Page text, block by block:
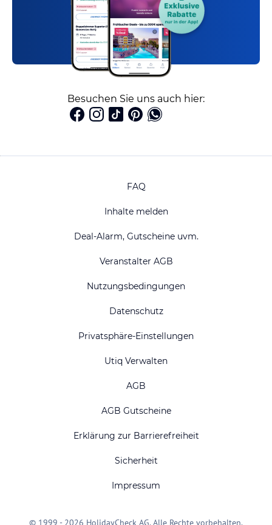
Besuchen Sie uns auch hier:
FAQ
Inhalte melden
Deal-Alarm, Gutscheine uvm.
Veranstalter AGB
Nutzungsbedingungen
Datenschutz
Privatsphäre-Einstellungen
Utiq Verwalten
AGB
AGB Gutscheine
Erklärung zur Barrierefreiheit
Sicherheit
Impressum
© 1999 - 2026 HolidayCheck AG. Alle Rechte vorbehalten.